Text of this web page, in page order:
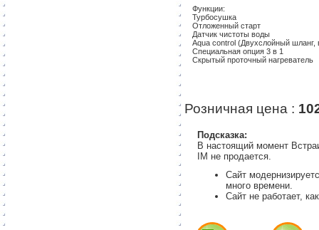
Функции:
Турбосушка
Отложенный старт
Датчик чистоты воды
Aqua сontrol (Двухслойный
Специальная опция 3 в 1
Скрытый проточный нагреватель
Розничная цена :
Подсказка:
В настоящий момент
IM не продается.
Сайт
много времени.
Сайт не работает,